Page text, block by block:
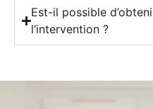
Est-il possible
l’intervention ?